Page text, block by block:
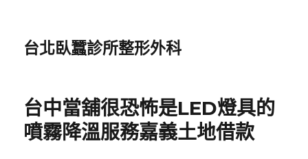
台北臥蠶診所整形外科
台中當舖很恐怖是LED燈具的
噴霧降溫服務嘉義土地借款